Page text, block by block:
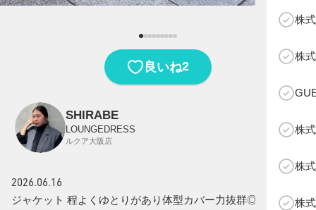
株
株
株
株
株
良いね2
SHIRABE
LOUNGEDRESS
ルクア大阪店
2026.06.16
ジャケット 程よくゆとりがあり体型カバー力抜群◎ インナー